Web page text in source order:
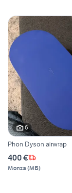
6
Phon Dyson airwrap
400 €
Monza (MB)